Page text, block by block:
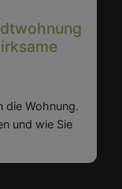
die Wohnung.
und wie Sie